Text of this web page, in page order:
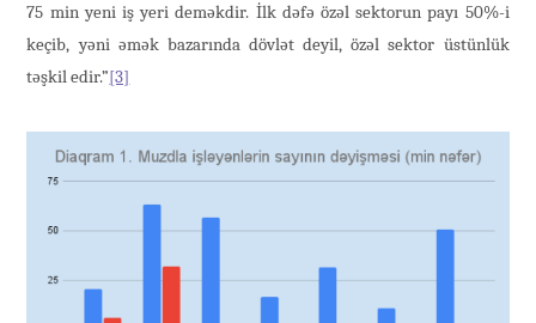
75 min yeni iş yeri deməkdir. İlk dəfə özəl sektorun payı 50%-i
keçib, yəni əmək bazarında dövlət deyil, özəl sektor üstünlük
təşkil edir.”[3]